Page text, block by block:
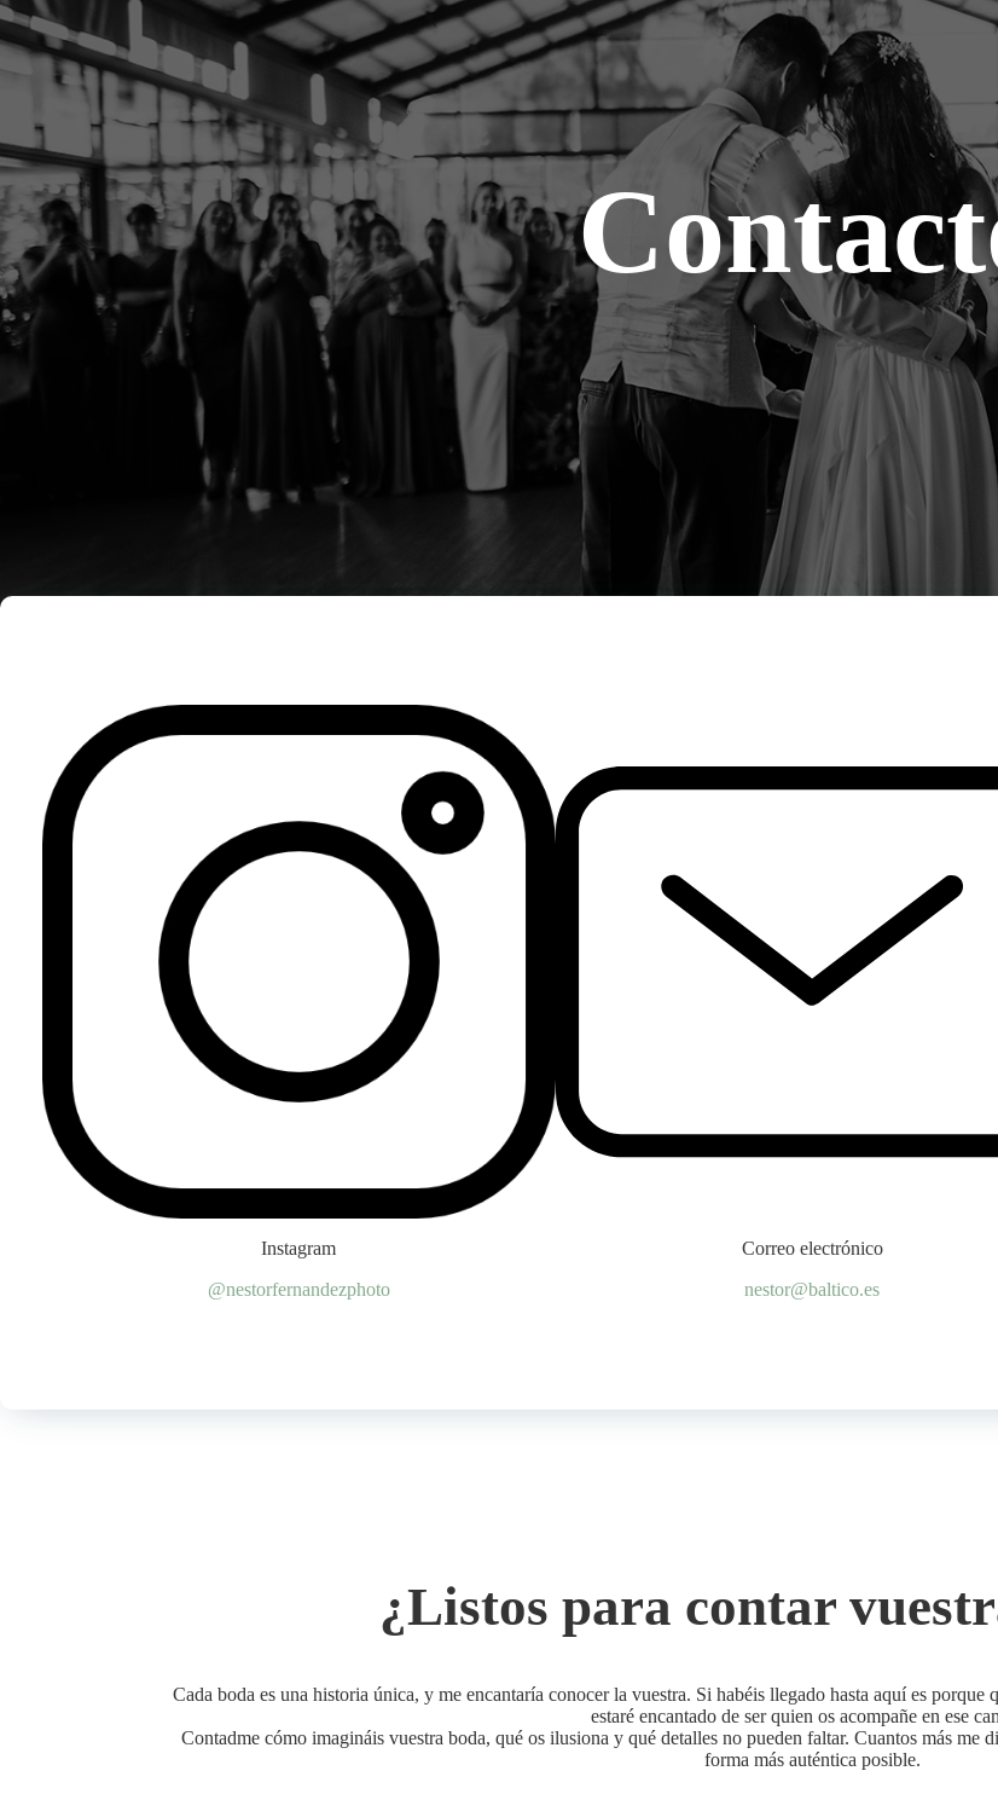
Instagram
@nestorfernandezphoto
Correo electrónico
nestor@baltico.es
¿Listos para contar
Cada boda es una historia única, y me encantaría conocer la vuestra. Si habéis llegado hasta aquí es
estaré encantado de ser quien os acompañe en ese
Contadme cómo imagináis vuestra boda, qué os ilusiona y qué detalles no pueden faltar. Cuantos más me
forma más auténtica posible.